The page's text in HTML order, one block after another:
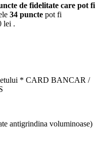
de fidelitate care pot fi
34 puncte pot fi
lei .
* CARD BANCAR /
antigrindina voluminoase)